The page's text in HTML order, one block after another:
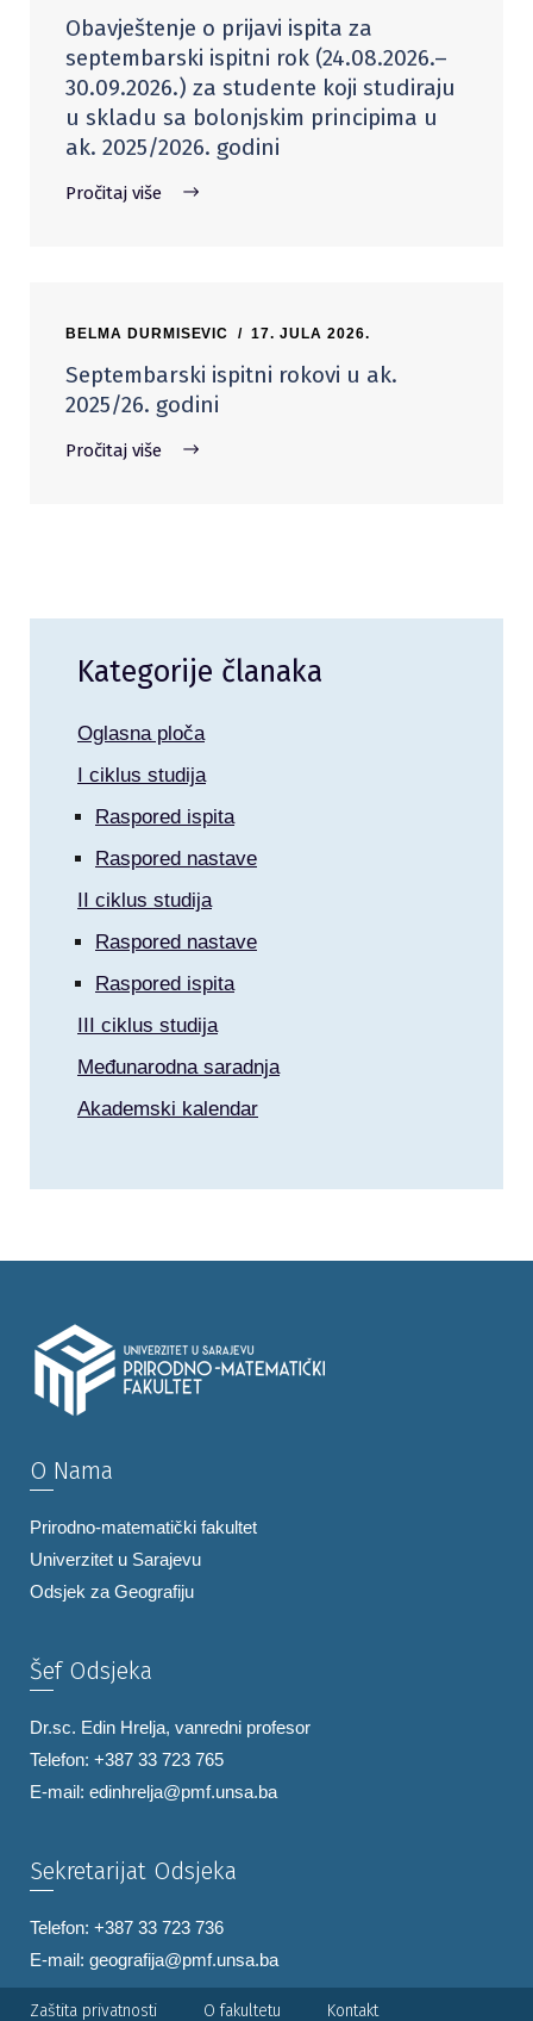
Obavještenje o prijavi ispita za
septembarski ispitni rok (24.08.2026.–
30.09.2026.) za studente koji studiraju
u skladu sa bolonjskim principima u
ak. 2025/2026. godini
Pročitaj više
BELMA DURMISEVIC 17. JULA 2026.
Septembarski ispitni rokovi u ak.
2025/26. godini
Pročitaj više
Kategorije članaka
Oglasna ploča
I ciklus studija
Raspored ispita
Raspored nastave
II ciklus studija
Raspored nastave
Raspored ispita
III ciklus studija
Međunarodna saradnja
Akademski kalendar
O Nama
Prirodno-matematički fakultet
Univerzitet u Sarajevu
Odsjek za Geografiju
Šef Odsjeka
Dr.sc. Edin Hrelja, vanredni profesor
Telefon: +387 33 723 765
E-mail: edinhrelja@pmf.unsa.ba
Sekretarijat Odsjeka
Telefon: +387 33 723 736
E-mail: geografija@pmf.unsa.ba
Zaštita privatnosti O fakultetu Kontakt